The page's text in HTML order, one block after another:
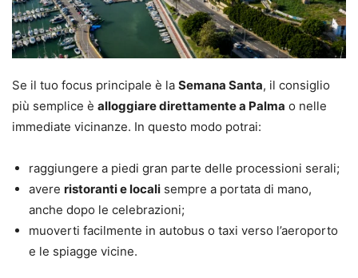
Se il tuo focus principale è la Semana Santa, il consiglio
più semplice è alloggiare direttamente a Palma o nelle
immediate vicinanze. In questo modo potrai:
raggiungere a piedi gran parte delle processioni serali;
avere ristoranti e locali sempre a portata di mano,
anche dopo le celebrazioni;
muoverti facilmente in autobus o taxi verso l’aeroporto
e le spiagge vicine.